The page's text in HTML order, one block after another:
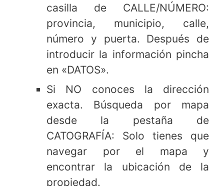
casilla de CALLE/NÚMERO:
provincia, municipio, calle,
número y puerta. Después de
introducir la información pincha
en «DATOS».
Si NO conoces la dirección
exacta. Búsqueda por mapa
desde la pestaña de
CATOGRAFÍA: Solo tienes que
navegar por el mapa y
encontrar la ubicación de la
propiedad.